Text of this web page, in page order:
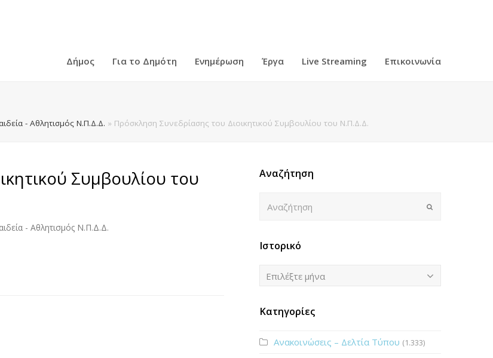
Δήμος Για το Δημότη Ενημέρωση Έργα Live Streaming Επικοινωνία
- Αθλητισμός Ν.Π.Δ.Δ. » Πρόσκληση Συνεδρίασης του Διοικητικού Συμβουλίου του Ν.Π.Δ.Δ.
Συμβουλίου του
- Αθλητισμός Ν.Π.Δ.Δ.
Αναζήτηση
Ιστορικό
Ιστορικό
Επιλέξτε μήνα
Κατηγορίες
Ανακοινώσεις – Δελτία Τύπου (1.333)